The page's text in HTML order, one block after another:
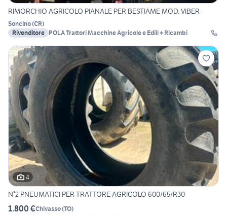
RIMORCHIO AGRICOLO PIANALE PER BESTIAME MOD. VIBER
Soncino(CR)
Rivenditore
POLA Trattori Macchine Agricole e Edili + Ricambi
4
N°2 PNEUMATICI PER TRATTORE AGRICOLO 600/65/R30
1.800 €Chivasso(TO)